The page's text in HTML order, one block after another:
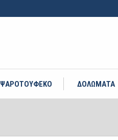
ΨΑΡΟΤΟΥΦΕΚΟ ΔΟΛΩΜΑΤΑ